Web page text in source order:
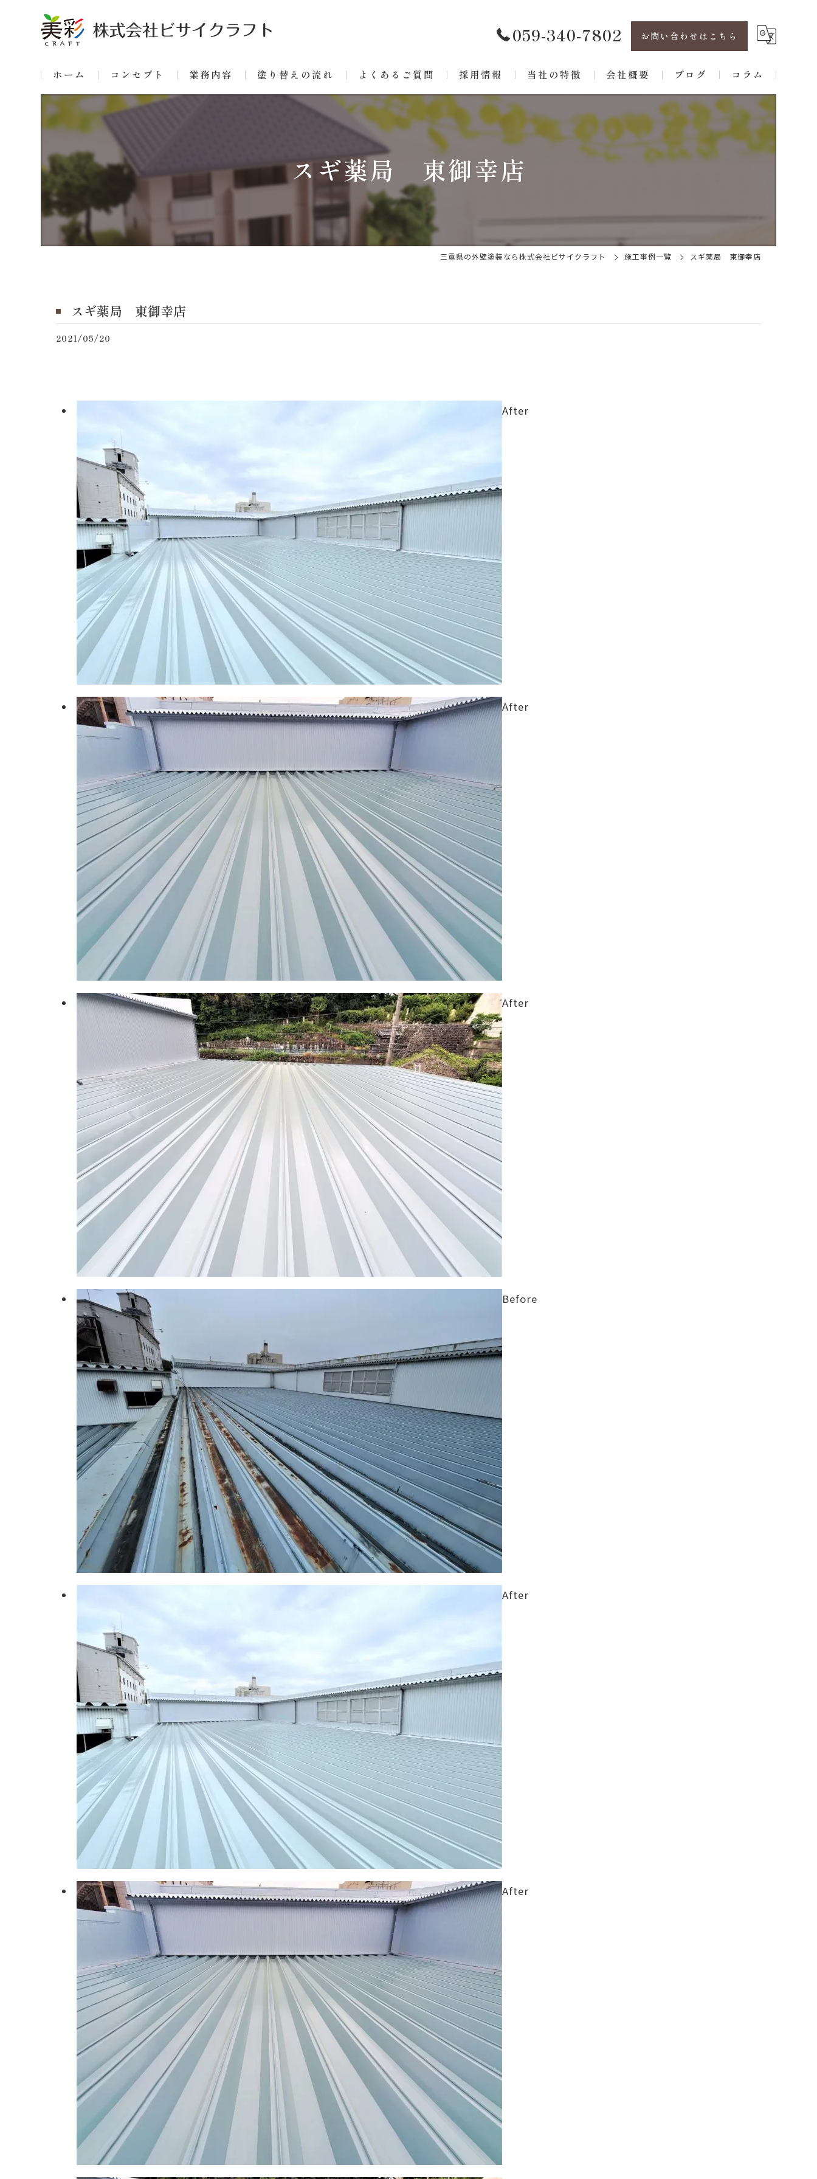
059-340-7802 お問い合わせはこちら
ホーム コンセプト 業務内容 塗り替えの流れ よくあるご質問 採用情報 当社の特徴
リフォーム
アパート
会社概要 ブログ コラム
スギ薬局 東御幸店
三重県の外壁塗装なら株式会社ビサイクラフト 施工事例一覧 スギ薬局 東御幸店
スギ薬局 東御幸店
2021/05/20
After
After
After
Before
After
After